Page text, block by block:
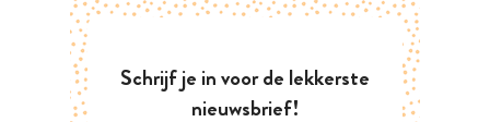
Schrijf je in voor de lekkerste
nieuwsbrief!